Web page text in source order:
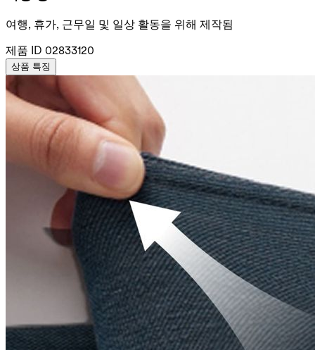
여행, 휴가, 근무일 및 일상 활동을 위해 제작됨
제품 ID 02833120
상품 특징